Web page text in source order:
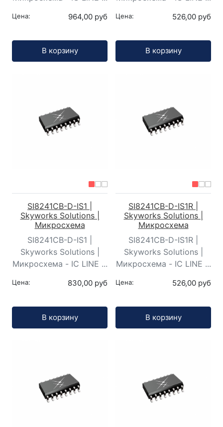
Цена: 964,00 руб
В корзину
Цена: 526,00 руб
В корзину
SI8241CB-D-IS1 |
Skyworks Solutions |
Микросхема
SI8241CB-D-IS1 |
Skyworks Solutions |
Микросхема - IC LINE ...
Цена: 830,00 руб
В корзину
SI8241CB-D-IS1R |
Skyworks Solutions |
Микросхема
SI8241CB-D-IS1R |
Skyworks Solutions |
Микросхема - IC LINE ...
Цена: 526,00 руб
В корзину